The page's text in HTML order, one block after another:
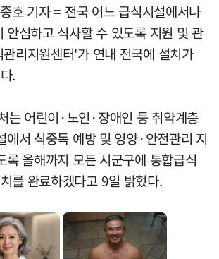
호 기자 = 전국 어느 급식시설에서나
안심하고 식사할 수 있도록 지원 및 관
리지원센터'가 연내 전국에 설치가
.
는 어린이·노인·장애인 등 취약계층
에서 식중독 예방 및 영양·안전관리 지
록 올해까지 모든 시군구에 통합급식
를 완료하겠다고 9일 밝혔다.